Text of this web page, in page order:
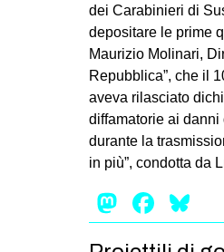
dei Carabinieri di
depositare le prime
Maurizio Molinari,
Repubblica”, che il
aveva rilasciato
diffamatorie ai danni
durante la
in più”, condotta da